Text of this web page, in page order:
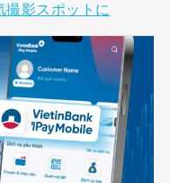
撮影スポットに